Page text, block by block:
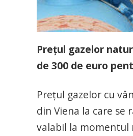
Prețul gazelor
de 300 de euro
Prețul gazelor cu
din Viena la care
valabil la momentul